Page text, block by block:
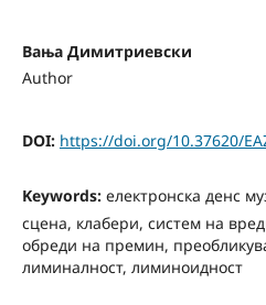
Вања Димитриевски
Author
DOI: https://doi.org/10.37620/
Keywords: електронска денс
сцена, клабери, систем на
обреди на премин,
лиминалност, лиминоидност